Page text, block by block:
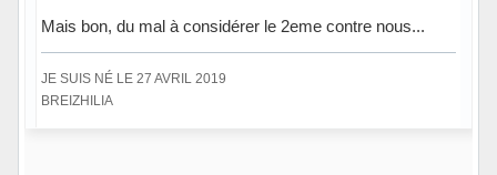
Mais bon, du mal à considérer le 2eme contre nous...
JE SUIS NÉ LE 27 AVRIL 2019
BREIZHILIA